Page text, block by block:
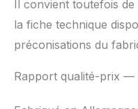
Il convient toutefois
la fiche technique
préconisations du
Rapport qualité-prix —